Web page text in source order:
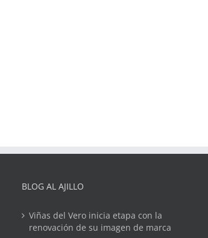
BLOG AL AJILLO
Viñas del Vero inicia etapa con la
renovación de su imagen de marca